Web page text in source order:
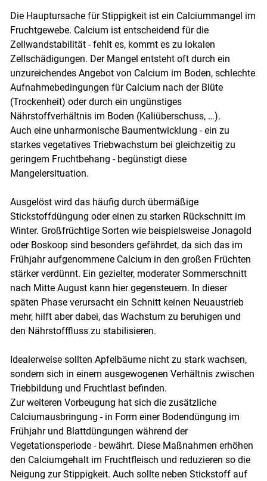
Skip to main content
Die Hauptursache für Stippigkeit ist ein Calciummangel im
Fruchtgewebe. Calcium ist entscheidend für die
Zellwandstabilität - fehlt es, kommt es zu lokalen
Zellschädigungen. Der Mangel entsteht oft durch ein
unzureichendes Angebot von Calcium im Boden, schlechte
Aufnahmebedingungen für Calcium nach der Blüte
(Trockenheit) oder durch ein ungünstiges
Nährstoffverhältnis im Boden (Kaliüberschuss, …).
Auch eine unharmonische Baumentwicklung - ein zu
starkes vegetatives Triebwachstum bei gleichzeitig zu
geringem Fruchtbehang - begünstigt diese
Mangelersituation.
Ausgelöst wird das häufig durch übermäßige
Stickstoffdüngung oder einen zu starken Rückschnitt im
Winter. Großfrüchtige Sorten wie beispielsweise Jonagold
oder Boskoop sind besonders gefährdet, da sich das im
Frühjahr aufgenommene Calcium in den großen Früchten
stärker verdünnt. Ein gezielter, moderater Sommerschnitt
nach Mitte August kann hier gegensteuern. In dieser
späten Phase verursacht ein Schnitt keinen Neuaustrieb
mehr, hilft aber dabei, das Wachstum zu beruhigen und
den Nährstofffluss zu stabilisieren.
Idealerweise sollten Apfelbäume nicht zu stark wachsen,
sondern sich in einem ausgewogenen Verhältnis zwischen
Triebbildung und Fruchtlast befinden.
Zur weiteren Vorbeugung hat sich die zusätzliche
Calciumausbringung - in Form einer Bodendüngung im
Frühjahr und Blattdüngungen während der
Vegetationsperiode - bewährt. Diese Maßnahmen erhöhen
den Calciumgehalt im Fruchtfleisch und reduzieren so die
Neigung zur Stippigkeit. Auch sollte neben Stickstoff auf